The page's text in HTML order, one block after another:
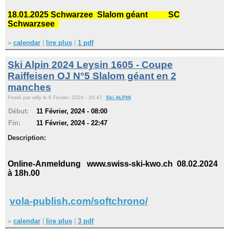
18.01.2025 Schwarzee Slalom géantSC
Schwarzsee
» calendar lire plus 1 pdf
Ski Alpin 2024 Leysin 1605 - Coupe
Raiffeisen OJ N°5 Slalom géant en 2
manches
Posté par willy le 6 Février, 2024 - 20:47. Ski ALPIN
Début:
11 Février, 2024 - 08:00
Fin:
11 Février, 2024 - 22:47
Description:
Online-Anmeldung www.swiss-ski-kwo.ch 08.02.2024
à 18h.00
vola-publish.com/softchrono/
» calendar | lire plus | 3 pdf